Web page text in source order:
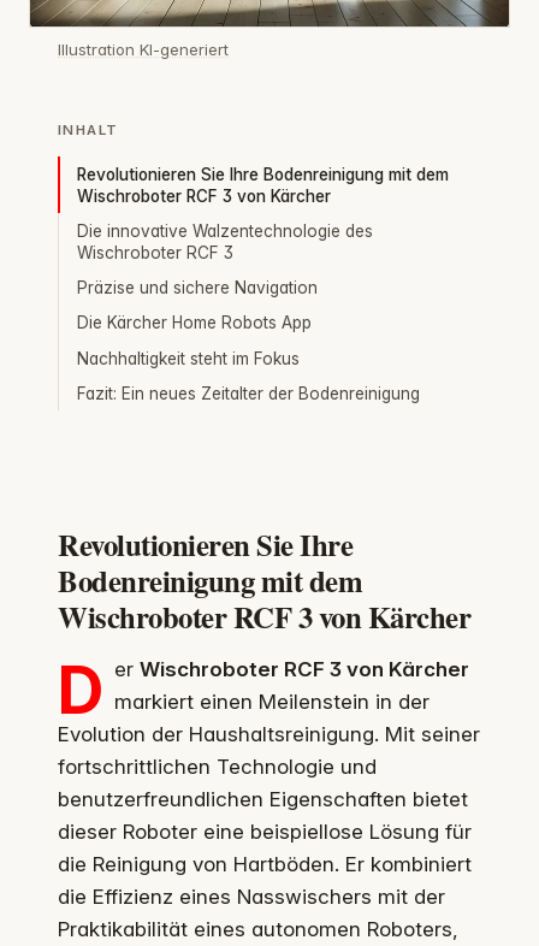
Illustration KI-generiert
INHALT
Revolutionieren Sie Ihre Bodenreinigung mit dem
Wischroboter RCF 3 von Kärcher
Die innovative Walzentechnologie des
Wischroboter RCF 3
Präzise und sichere Navigation
Die Kärcher Home Robots App
Nachhaltigkeit steht im Fokus
Fazit: Ein neues Zeitalter der Bodenreinigung
Revolutionieren Sie Ihre
Bodenreinigung mit dem
Wischroboter RCF 3 von Kärcher
D er Wischroboter RCF 3 von Kärcher
markiert einen Meilenstein in der
Evolution der Haushaltsreinigung. Mit seiner
fortschrittlichen Technologie und
benutzerfreundlichen Eigenschaften bietet
dieser Roboter eine beispiellose Lösung für
die Reinigung von Hartböden. Er kombiniert
die Effizienz eines Nasswischers mit der
Praktikabilität eines autonomen Roboters,